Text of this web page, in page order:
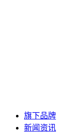
旗下品牌
新闻资讯